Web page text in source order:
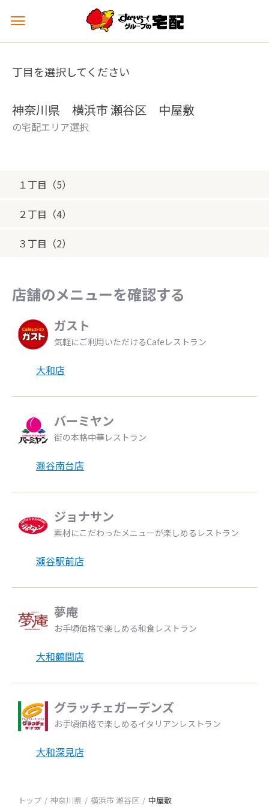
メ
ュ
を
丁目を選択してください
神奈川県 横浜市 瀬谷区 中屋敷
の宅配エリア選択
１丁目（5）
２丁目（4）
３丁目（2）
店舗のメニューを確認する
ガスト
気軽にご利用いただけるCafeレストラン
大和店
バーミヤン
街の本格中華レストラン
瀬谷南台店
ジョナサン
素材にこだわったメニューが楽しめるレストラン
瀬谷駅前店
夢庵
お手頃価格で楽しめる和食レストラン
大和鶴間店
グラッチェガーデンズ
お手頃価格で楽しめるイタリアンレストラン
大和深見店
トップ 神奈川県 横浜市 瀬谷区 中屋敷